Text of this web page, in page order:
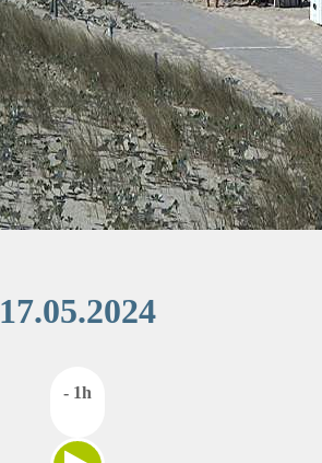
17.05.2024
- 1h